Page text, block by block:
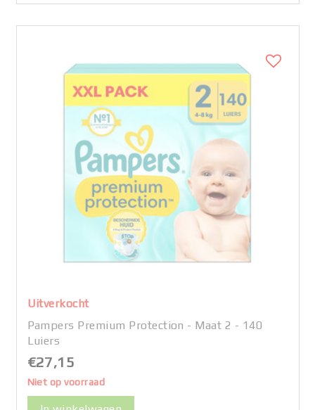
Uitverkocht
Pampers Premium Protection - Maat 2 - 140
Luiers
€27,15
Niet op voorraad